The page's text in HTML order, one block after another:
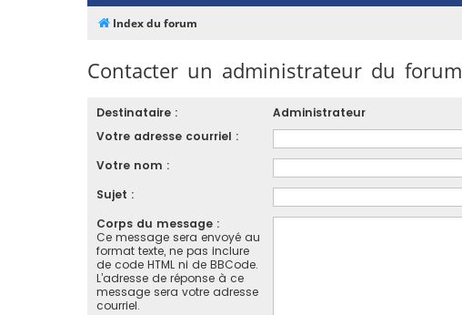
Index du forum
Contacter un administrateur du forum
Destinataire :
Administrateur
Votre adresse courriel :
Votre nom :
Sujet :
Corps du message :
Ce message sera envoyé au
format texte, ne pas inclure
de code HTML ni de BBCode.
L’adresse de réponse à ce
message sera votre adresse
courriel.